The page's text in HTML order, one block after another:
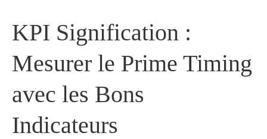
KPI Signification :
Mesurer le Prime Timing
avec les Bons
Indicateurs